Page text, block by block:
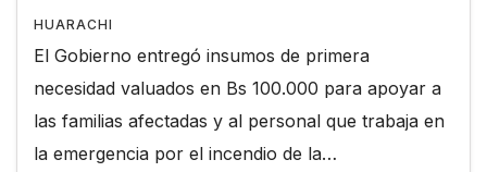
HUARACHI
El Gobierno entregó insumos de primera
necesidad valuados en Bs 100.000 para apoyar a
las familias afectadas y al personal que trabaja en
la emergencia por el incendio de la…